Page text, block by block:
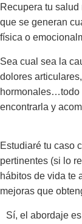
Recupera tu
que se generan
física o
Sea cual sea la
dolores
hormonales…todo
encontrarla y
Estudiaré tu caso
pertinentes (si lo
hábitos de vida te
mejoras que
Sí, el abordaje